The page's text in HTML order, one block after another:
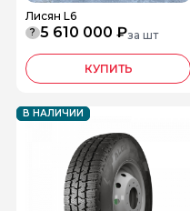
Лисян L6
? 5 610 000 ₽за шт
КУПИТЬ
В НАЛИЧИИ